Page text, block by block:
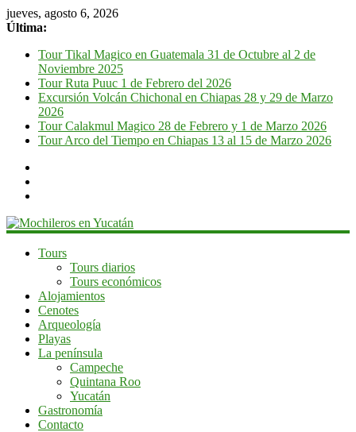
jueves, agosto 6, 2026
Última:
Tour Tikal Magico en Guatemala 31 de Octubre al 2 de
Noviembre 2025
Tour Ruta Puuc 1 de Febrero del 2026
Excursión Volcán Chichonal en Chiapas 28 y 29 de Marzo
2026
Tour Calakmul Magico 28 de Febrero y 1 de Marzo 2026
Tour Arco del Tiempo en Chiapas 13 al 15 de Marzo 2026
Mochileros
Yucatán
Yucatán
Tours
Tours diarios
Tours económicos
Alojamientos
Cenotes
Arqueología
Playas
La península
Campeche
Quintana Roo
Yucatán
Gastronomía
Contacto